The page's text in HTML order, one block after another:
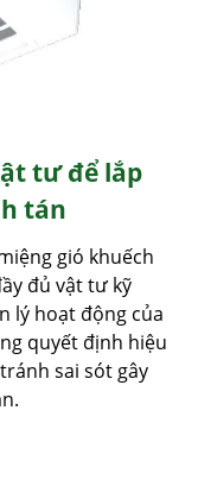
tư để lắp
tán
gió khuếch
đủ vật tư kỹ
lý hoạt động của
quyết định hiệu
sai sót gây